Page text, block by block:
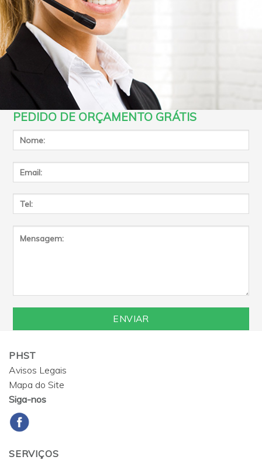
PEDIDO DE ORÇAMENTO GRÁTIS
PHST
Avisos Legais
Mapa do Site
Siga-nos
SERVIÇOS